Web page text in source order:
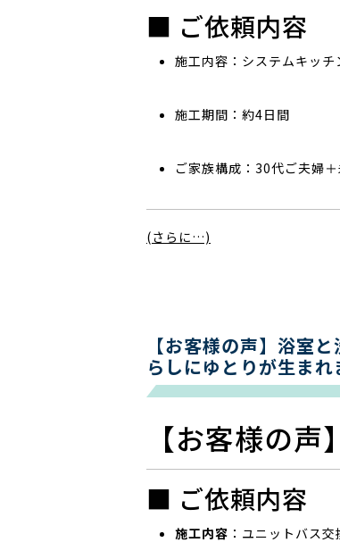
■ ご依頼内容
施工内容：システムキッ
施工期間：約4日間
ご家族構成：30代ご夫婦
(さらに…)
【お客様の声】浴室
らしにゆとりが生まれ
【お客様の
■ ご依頼内容
施工内容 ：ユニットバス